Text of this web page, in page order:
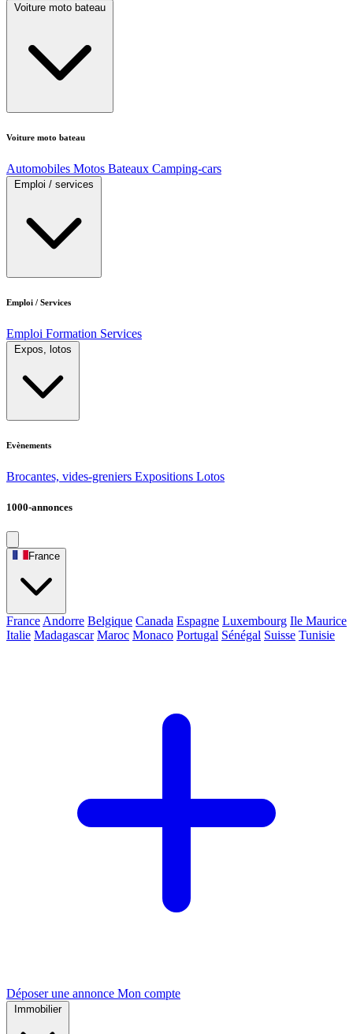
Voiture moto bateau
Voiture moto bateau
Automobiles Motos Bateaux Camping-cars
Emploi / services
Emploi / Services
Emploi Formation Services
Expos, lotos
Evènements
Brocantes, vides-greniers Expositions Lotos
1000-annonces
France
France Andorre Belgique Canada Espagne Luxembourg Ile Maurice
Italie Madagascar Maroc Monaco Portugal Sénégal Suisse Tunisie
Déposer une annonce Mon compte
Immobilier